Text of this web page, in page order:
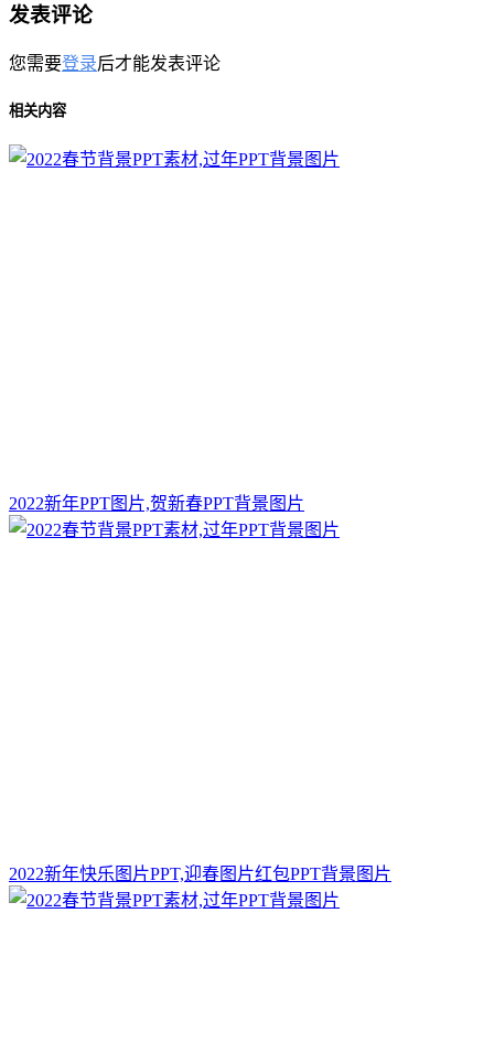
发表评论
您需要登录后才能发表评论
相关内容
2022新年PPT图片,贺新春PPT背景图片
2022新年快乐图片PPT,迎春图片红包PPT背景图片